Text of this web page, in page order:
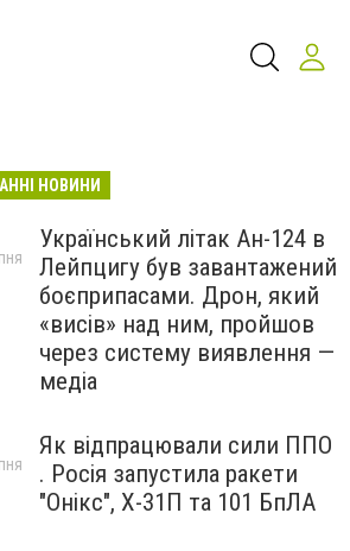
НОВИНИ
Український літак Ан-124 в
Лейпцигу був завантажений
боєприпасами. Дрон, який
«висів» над ним, пройшов
через систему виявлення —
медіа
Як відпрацювали сили ППО
. Росія запустила ракети
"Онікс", Х-31П та 101 БпЛА